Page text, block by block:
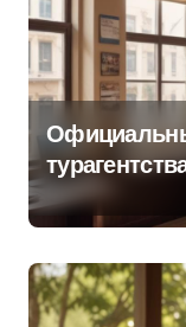
продаж по